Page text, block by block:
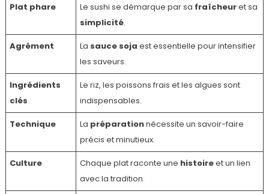
Plat phare Le sushi se démarque par sa fraîcheuret sa
simplicité.
Agrément La sauce soja est essentielle pour intensifier
les saveurs.
Ingrédients
clés
Le riz, les poissons frais et les algues sont
indispensables.
Technique La préparationnécessite un savoir-faire
précis et minutieux.
Culture Chaque plat raconte une histoireet un lien
avec la tradition.